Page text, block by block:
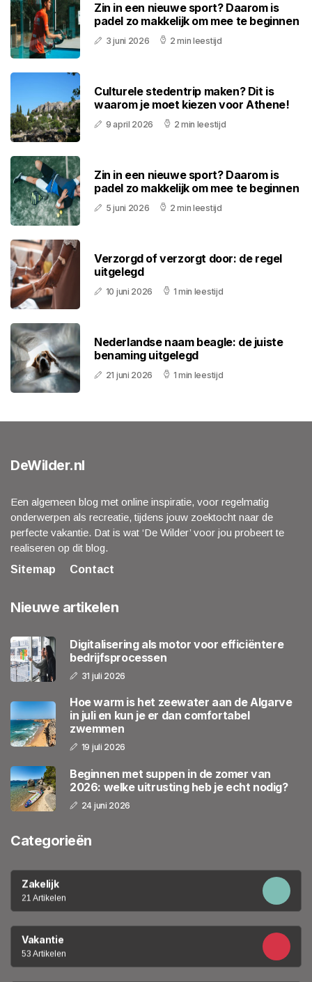
Zin in een nieuwe sport? Daarom is
padel zo makkelijk om mee te beginnen
3 juni 2026 2 min leestijd
Culturele stedentrip maken? Dit is
waarom je moet kiezen voor Athene!
9 april 2026 2 min leestijd
Zin in een nieuwe sport? Daarom is
padel zo makkelijk om mee te beginnen
5 juni 2026 2 min leestijd
Verzorgd of verzorgt door: de regel
uitgelegd
10 juni 2026 1 min leestijd
Nederlandse naam beagle: de juiste
benaming uitgelegd
21 juni 2026 1 min leestijd
DeWilder.nl
Een algemeen blog met online inspiratie, voor regelmatig
onderwerpen als recreatie, tijdens jouw zoektocht naar de
perfecte vakantie. Dat is wat ‘De Wilder’ voor jou probeert te
realiseren op dit blog.
Sitemap
Contact
Nieuwe artikelen
Digitalisering als motor voor efficiëntere
bedrijfsprocessen
31 juli 2026
Hoe warm is het zeewater aan de Algarve
in juli en kun je er dan comfortabel
zwemmen
19 juli 2026
Beginnen met suppen in de zomer van
2026: welke uitrusting heb je echt nodig?
24 juni 2026
Categorieën
Zakelijk
21 Artikelen
Vakantie
53 Artikelen